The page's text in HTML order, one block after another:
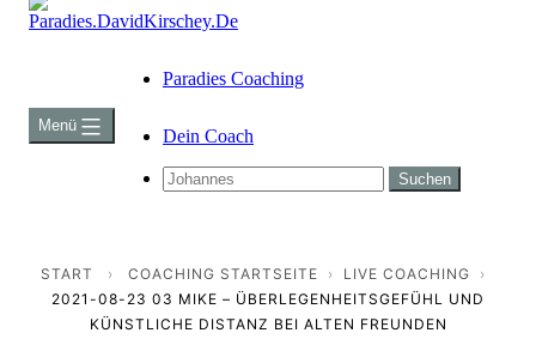
Zum
Menü
Paradies Coaching
Dein Coach
Suchen …
START › COACHING STARTSEITE › LIVE COACHING
›
2021-08-23 03 MIKE – ÜBERLEGENHEITSGEFÜHL UND
KÜNSTLICHE DISTANZ BEI ALTEN FREUNDEN